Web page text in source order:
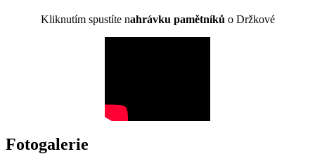
Kliknutím spustíte nahrávku pamětníků o Držkové
Fotogalerie